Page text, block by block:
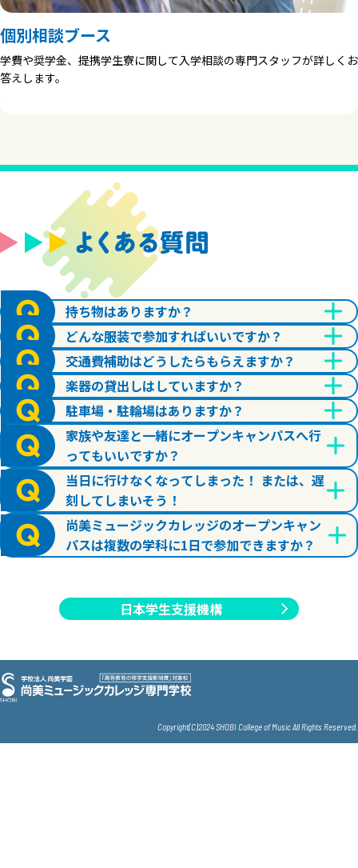
個別相談ブース
学費や奨学金、提携学生寮に関して入学相談の専門スタッフが詳しくお
答えします。
持ち物はありますか？
どんな服装で参加すればいいですか？
交通費補助はどうしたらもらえますか？
楽器の貸出しはしていますか？
駐車場・駐輪場はありますか？
家族や友達と一緒にオープンキャンパスへ行
ってもいいですか？
当日に行けなくなってしまった！ または、遅
刻してしまいそう！
尚美ミュージックカレッジのオープンキャン
パスは複数の学科に1日で参加できますか？
日本学生支援機構
Copyright(C)2024 SHOBI College of Music All Rights Reserved.